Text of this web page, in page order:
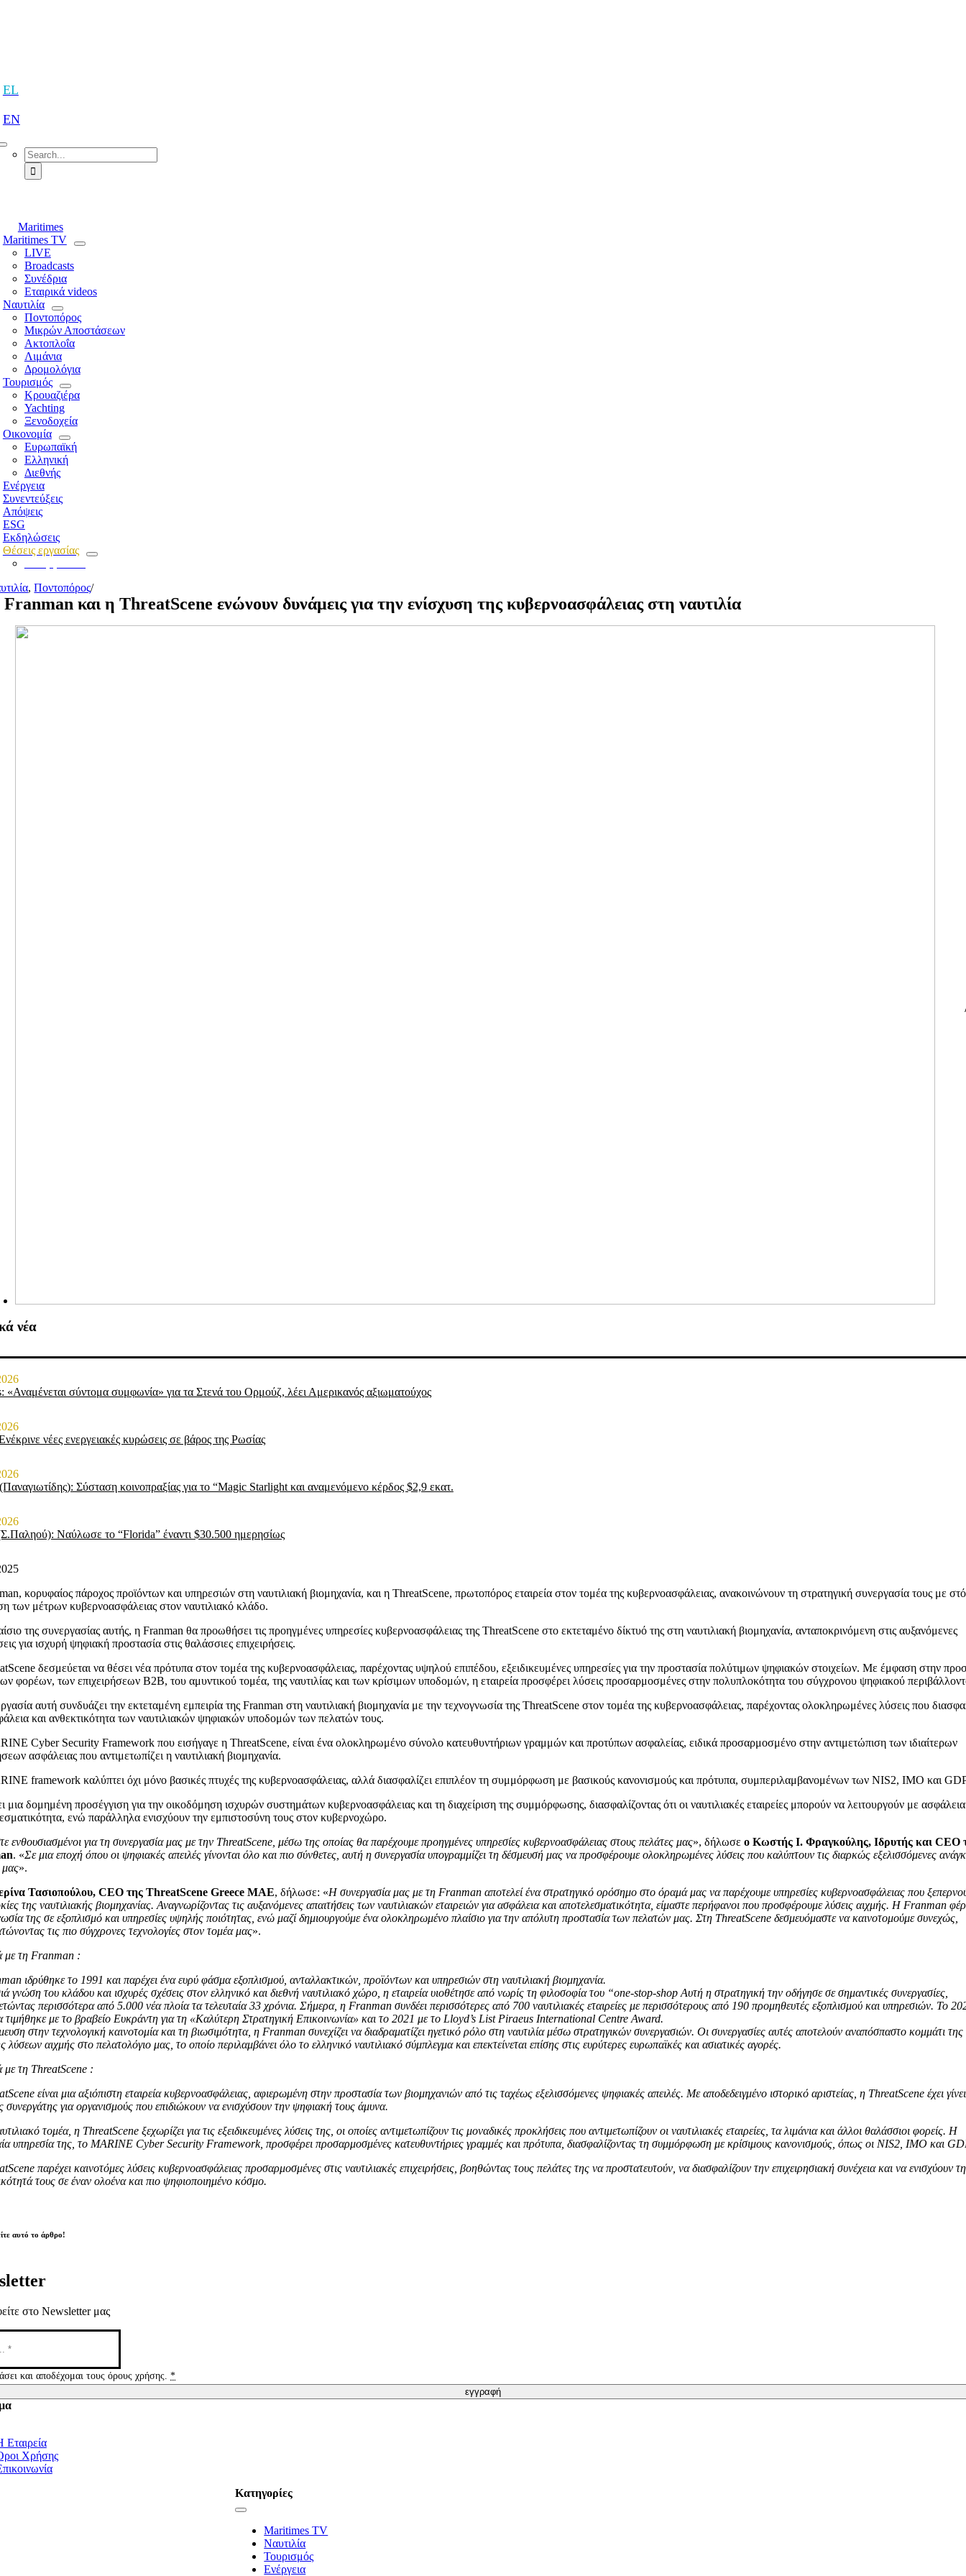
EL
EN
Search
for:
Maritimes
Maritimes TV
LIVE
Broadcasts
Συνέδρια
Εταιρικά videos
Ναυτιλία
Ποντοπόρος
Μικρών Αποστάσεων
Ακτοπλοΐα
Λιμάνια
Δρομολόγια
Τουρισμός
Κρουαζιέρα
Yachting
Ξενοδοχεία
Οικονομία
Ευρωπαϊκή
Ελληνική
Διεθνής
Ενέργεια
Συνεντεύξεις
Απόψεις
ESG
Εκδηλώσεις
Θέσεις εργασίας
,Ποντοπόρος/
και η ThreatScene ενώνουν δυνάμεις για την ενίσχυση της κυβερνοασφάλειας στη ναυτιλία
νέα
«Αναμένεται σύντομα συμφωνία» για τα Στενά του Ορμούζ, λέει Αμερικανός αξιωματούχος
νέες ενεργειακές κυρώσεις σε βάρος της Ρωσίας
Σύσταση κοινοπραξίας για το “Magic Starlight και αναμενόμενο κέρδος $2,9 εκατ.
Ναύλωσε το “Florida” έναντι $30.500 ημερησίως
κορυφαίος πάροχος προϊόντων και υπηρεσιών στη ναυτιλιακή βιομηχανία, και η ThreatScene, πρωτοπόρος εταιρεία στον τομέα της κυβερνοασφάλειας, ανακοινώνουν τη στρατηγική συνεργασία τους με
των μέτρων κυβερνοασφάλειας στον ναυτιλιακό κλάδο.
της συνεργασίας αυτής, η Franman θα προωθήσει τις προηγμένες υπηρεσίες κυβερνοασφάλειας της ThreatScene στο εκτεταμένο δίκτυό της στη ναυτιλιακή βιομηχανία, ανταποκρινόμενη στις αυξανόμενες
για ισχυρή ψηφιακή προστασία στις θαλάσσιες επιχειρήσεις.
δεσμεύεται να θέσει νέα πρότυπα στον τομέα της κυβερνοασφάλειας, παρέχοντας υψηλού επιπέδου, εξειδικευμένες υπηρεσίες για την προστασία πολύτιμων ψηφιακών στοιχείων. Με έμφαση στην
φορέων, των επιχειρήσεων B2B, του αμυντικού τομέα, της ναυτιλίας και των κρίσιμων υποδομών, η εταιρεία προσφέρει λύσεις προσαρμοσμένες στην πολυπλοκότητα του σύγχρονου ψηφιακού
αυτή συνδυάζει την εκτεταμένη εμπειρία της Franman στη ναυτιλιακή βιομηχανία με την τεχνογνωσία της ThreatScene στον τομέα της κυβερνοασφάλειας, παρέχοντας ολοκληρωμένες λύσεις που
και ανθεκτικότητα των ναυτιλιακών ψηφιακών υποδομών των πελατών τους.
Cyber Security Framework που εισήγαγε η ThreatScene, είναι ένα ολοκληρωμένο σύνολο κατευθυντήριων γραμμών και προτύπων ασφαλείας, ειδικά προσαρμοσμένο στην αντιμετώπιση των ιδιαίτερων
ασφάλειας που αντιμετωπίζει η ναυτιλιακή βιομηχανία.
framework καλύπτει όχι μόνο βασικές πτυχές της κυβερνοασφάλειας, αλλά διασφαλίζει επιπλέον τη συμμόρφωση με βασικούς κανονισμούς και πρότυπα, συμπεριλαμβανομένων των NIS2, IMO και
μια δομημένη προσέγγιση για την οικοδόμηση ισχυρών συστημάτων κυβερνοασφάλειας και τη διαχείριση της συμμόρφωσης, διασφαλίζοντας ότι οι ναυτιλιακές εταιρείες μπορούν να λειτουργούν με ασφάλεια
ενώ παράλληλα ενισχύουν την εμπιστοσύνη τους στον κυβερνοχώρο.
ενθουσιασμένοι για τη συνεργασία μας με την ThreatScene, μέσω της οποίας θα παρέχουμε προηγμένες υπηρεσίες κυβερνοασφάλειας στους πελάτες μας», δήλωσε ο Κωστής Ι. Φραγκούλης, Ιδρυτής και CEO
. «Σε μια εποχή όπου οι ψηφιακές απειλές γίνονται όλο και πιο σύνθετες, αυτή η συνεργασία υπογραμμίζει τη δέσμευσή μας να προσφέρουμε ολοκληρωμένες λύσεις που καλύπτουν τις διαρκώς εξελισσόμενες
μας».
Τασιοπούλου, CEO της ThreatScene Greece MAE, δήλωσε: «Η συνεργασία μας με τη Franman αποτελεί ένα στρατηγικό ορόσημο στο όραμά μας να παρέχουμε υπηρεσίες κυβερνοασφάλειας που
της ναυτιλιακής βιομηχανίας. Αναγνωρίζοντας τις αυξανόμενες απαιτήσεις των ναυτιλιακών εταιρειών για ασφάλεια και αποτελεσματικότητα, είμαστε περήφανοι που προσφέρουμε λύσεις αιχμής. Η Franman
της σε εξοπλισμό και υπηρεσίες υψηλής ποιότητας, ενώ μαζί δημιουργούμε ένα ολοκληρωμένο πλαίσιο για την απόλυτη προστασία των πελατών μας. Στη ThreatScene δεσμευόμαστε να καινοτομούμε συνεχώς,
τις πιο σύγχρονες τεχνολογίες στον τομέα μας».
με τη Franman :
ιδρύθηκε το 1991 και παρέχει ένα ευρύ φάσμα εξοπλισμού, ανταλλακτικών, προϊόντων και υπηρεσιών στη ναυτιλιακή βιομηχανία.
γνώση του κλάδου και ισχυρές σχέσεις στον ελληνικό και διεθνή ναυτιλιακό χώρο, η εταιρεία υιοθέτησε από νωρίς τη φιλοσοφία του “one-stop-shop Αυτή η στρατηγική την οδήγησε σε σημαντικές συνεργασίες,
περισσότερα από 5.000 νέα πλοία τα τελευταία 33 χρόνια. Σήμερα, η Franman συνδέει περισσότερες από 700 ναυτιλιακές εταιρείες με περισσότερους από 190 προμηθευτές εξοπλισμού και υπηρεσιών. Το
τιμήθηκε με το βραβείο Ευκράντη για τη «Καλύτερη Στρατηγική Επικοινωνία» και το 2021 με το Lloyd’s List Piraeus International Centre Award.
στην τεχνολογική καινοτομία και τη βιωσιμότητα, η Franman συνεχίζει να διαδραματίζει ηγετικό ρόλο στη ναυτιλία μέσω στρατηγικών συνεργασιών. Οι συνεργασίες αυτές αποτελούν αναπόσπαστο κομμάτι της
λύσεων αιχμής στο πελατολόγιο μας, το οποίο περιλαμβάνει όλο το ελληνικό ναυτιλιακό σύμπλεγμα και επεκτείνεται επίσης στις ευρύτερες ευρωπαϊκές και ασιατικές αγορές.
με τη ThreatScene :
είναι μια αξιόπιστη εταιρεία κυβερνοασφάλειας, αφιερωμένη στην προστασία των βιομηχανιών από τις ταχέως εξελισσόμενες ψηφιακές απειλές. Με αποδεδειγμένο ιστορικό αριστείας, η ThreatScene έχει
συνεργάτης για οργανισμούς που επιδιώκουν να ενισχύσουν την ψηφιακή τους άμυνα.
τομέα, η ThreatScene ξεχωρίζει για τις εξειδικευμένες λύσεις της, οι οποίες αντιμετωπίζουν τις μοναδικές προκλήσεις που αντιμετωπίζουν οι ναυτιλιακές εταιρείες, τα λιμάνια και άλλοι θαλάσσιοι φορείς. Η
υπηρεσία της, το MARINE Cyber Security Framework, προσφέρει προσαρμοσμένες κατευθυντήριες γραμμές και πρότυπα, διασφαλίζοντας τη συμμόρφωση με κρίσιμους κανονισμούς, όπως οι NIS2, IMO και
παρέχει καινοτόμες λύσεις κυβερνοασφάλειας προσαρμοσμένες στις ναυτιλιακές επιχειρήσεις, βοηθώντας τους πελάτες της να προστατευτούν, να διασφαλίζουν την επιχειρησιακή συνέχεια και να ενισχύουν
τους σε έναν ολοένα και πιο ψηφιοποιημένο κόσμο.
αυτό το άρθρο!
στο Newsletter μας
και αποδέχομαι τους όρους χρήσης.*
εγγραφή
Εταιρεία
Χρήσης
Κατηγορίες
Toggle
NavigationMaritimes TV
Ναυτιλία
Τουρισμός
Ενέργεια